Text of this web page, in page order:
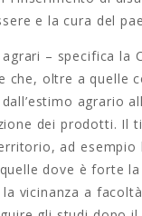
e la cura del
– specifica la
che, oltre a quelle
agrario
dei prodotti. Il
ad
dove è forte
vicinanza a